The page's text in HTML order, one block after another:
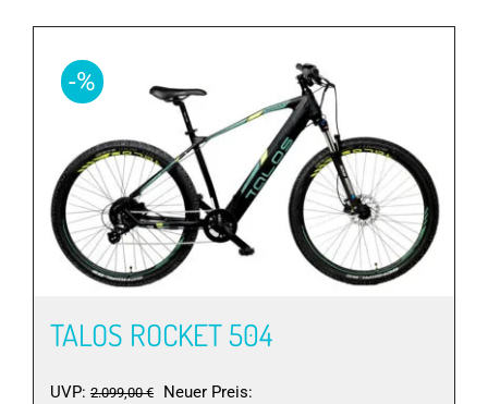
auf.
Die
Optionen
können
auf
der
Produktseite
gewählt
-%
TALOS ROCKET 504
UVP: 2.099,00€
Ursprünglicher
Neuer Preis: